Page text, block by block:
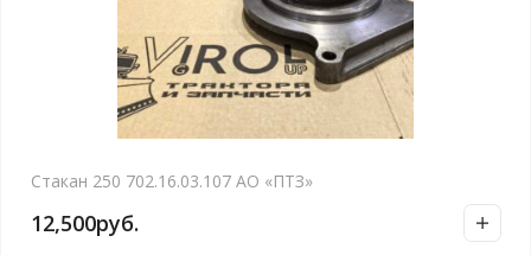
Стакан 250 702.16.03.107 АО «ПТЗ»
12,500руб.